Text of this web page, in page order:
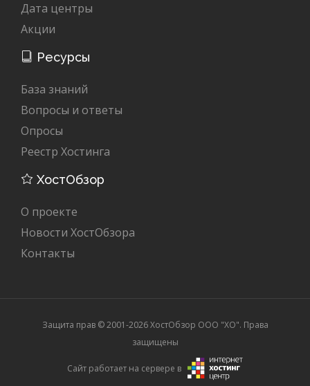
Дата центры
Акции
Ресурсы
База знаний
Вопросы и ответы
Опросы
Реестр Хостинга
ХостОбзор
О проекте
Новости ХостОбзора
Контакты
Защита прав © 2001-2026 ХостОбзор ООО "XO". Права
защищены
Сайт работает на сервере в